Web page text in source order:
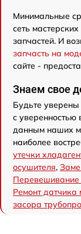
Минимальные
сеть
запчастей. И
запчасть на
сайте -
Знаем свое
Будьте
с уверенностью
данным наших
наиболее
утечки
осушителя,
Перевешивание
Ремонт датчика
засора